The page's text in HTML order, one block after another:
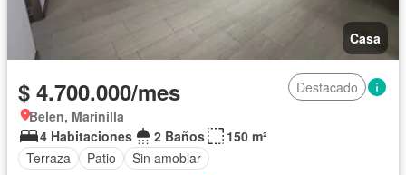
Casa
$ 4.700.000/mes
Destacado
Belen, Marinilla
4 Habitaciones
2 Baños
150 m²
Terraza
Patio Sin amoblar